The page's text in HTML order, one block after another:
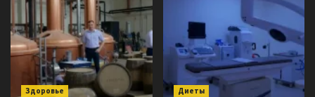
Здоровье Диеты